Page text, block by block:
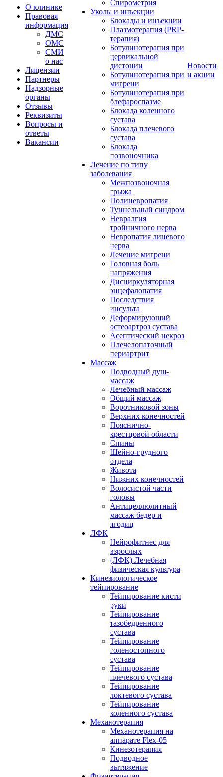
О клинике
Правовая
информация
ДМС
ОМС
СМИ
о нас
Лицензии
Партнеры
Надзорные
органы
Отзывы
Реквизиты
Вопросы и
ответы
Вакансии
Спирометрия
Уколы и инъекции
Блокады и инъекции
Плазмотерапия (PRP-
терапия)
Ботулинотерапия при
цервикальной
дистонии
Ботулинотерапия при
мигрени
Ботулинотерапия при
блефароспазме
Блокада коленного
сустава
Блокада плечевого
сустава
Блокада
позвоночника
Лечение по типу
заболевания
Межпозвоночная
грыжа
Полиневропатия
Туннельный синдром
Невралгия
тройничного нерва
Невропатия лицевого
нерва
Лечение мигрени
Головная боль
напряжения
Дисциркуляторная
энцефалопатия
Последствия
инсульта
Деформирующий
остеоартроз сустава
Асептический некроз
Плечелопаточный
периартрит
Массаж
Подводный душ-
массаж
Лечебный массаж
Общий массаж
Воротниковой зоны
Верхних конечностей
Пояснично-
крестцовой области
Спины
Шейно-грудного
отдела
Живота
Нижних конечностей
Волосистой части
головы
Антицеллюлитный
массаж бедер и
ягодиц
ЛФК
Нейрофитнес для
взрослых
(ЛФК) Лечебная
физическая культура
Кинезиологическое
тейпирование
Тейпирование кисти
руки
Тейпирование
тазобедренного
сустава
Тейпирование
голеностопного
сустава
Тейпирование
плечевого сустава
Тейпирование
локтевого сустава
Тейпирование
коленного сустава
Механотерапия
Механотерапия на
аппарате Flex-05
Кинезотерапия
Подводное
вытяжение
Новости
и акции